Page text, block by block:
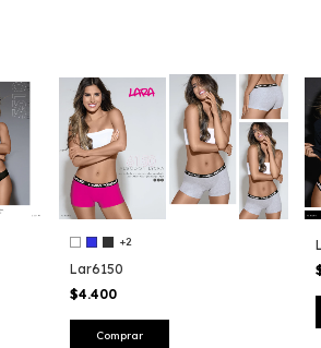
+2
Lar6150
$4.400
Comprar